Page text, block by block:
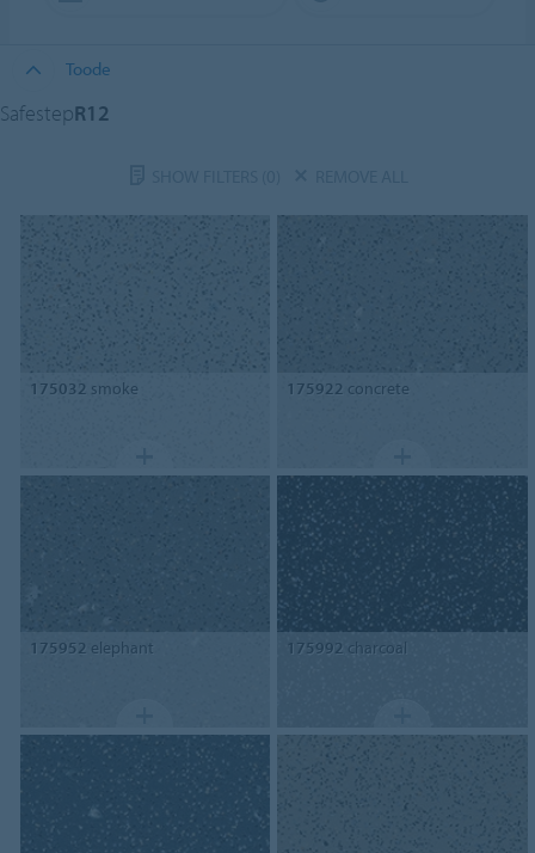
Toode
SafestepR12
175032 smoke 175922 concrete
175952 elephant 175992 charcoal